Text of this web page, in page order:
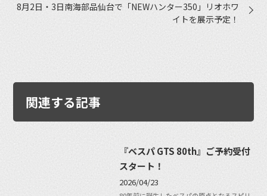
8月2日・3日南海部品仙台で「NEWハンター350」リオホワ
イトを展示予定！
関連する記事
『ベスパ GTS 80th』ご予約受付
スタート！
2026/04/23